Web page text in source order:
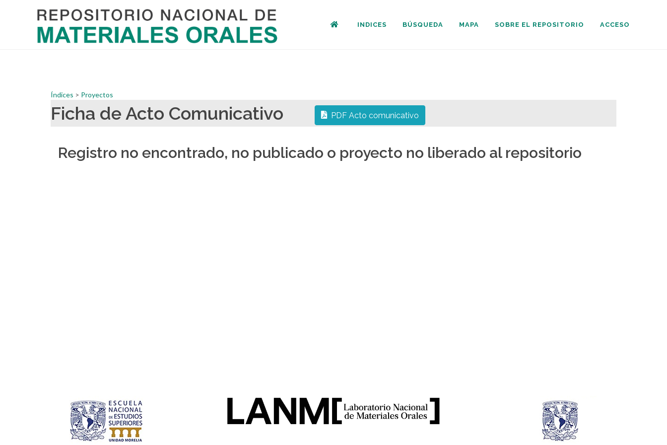
INDICES BÚSQUEDA MAPA SOBRE EL REPOSITORIO ACCESO
Índices > Proyectos
Ficha de Acto Comunicativo PDF Acto comunicativo
Registro no encontrado, no publicado o proyecto no liberado al repositorio